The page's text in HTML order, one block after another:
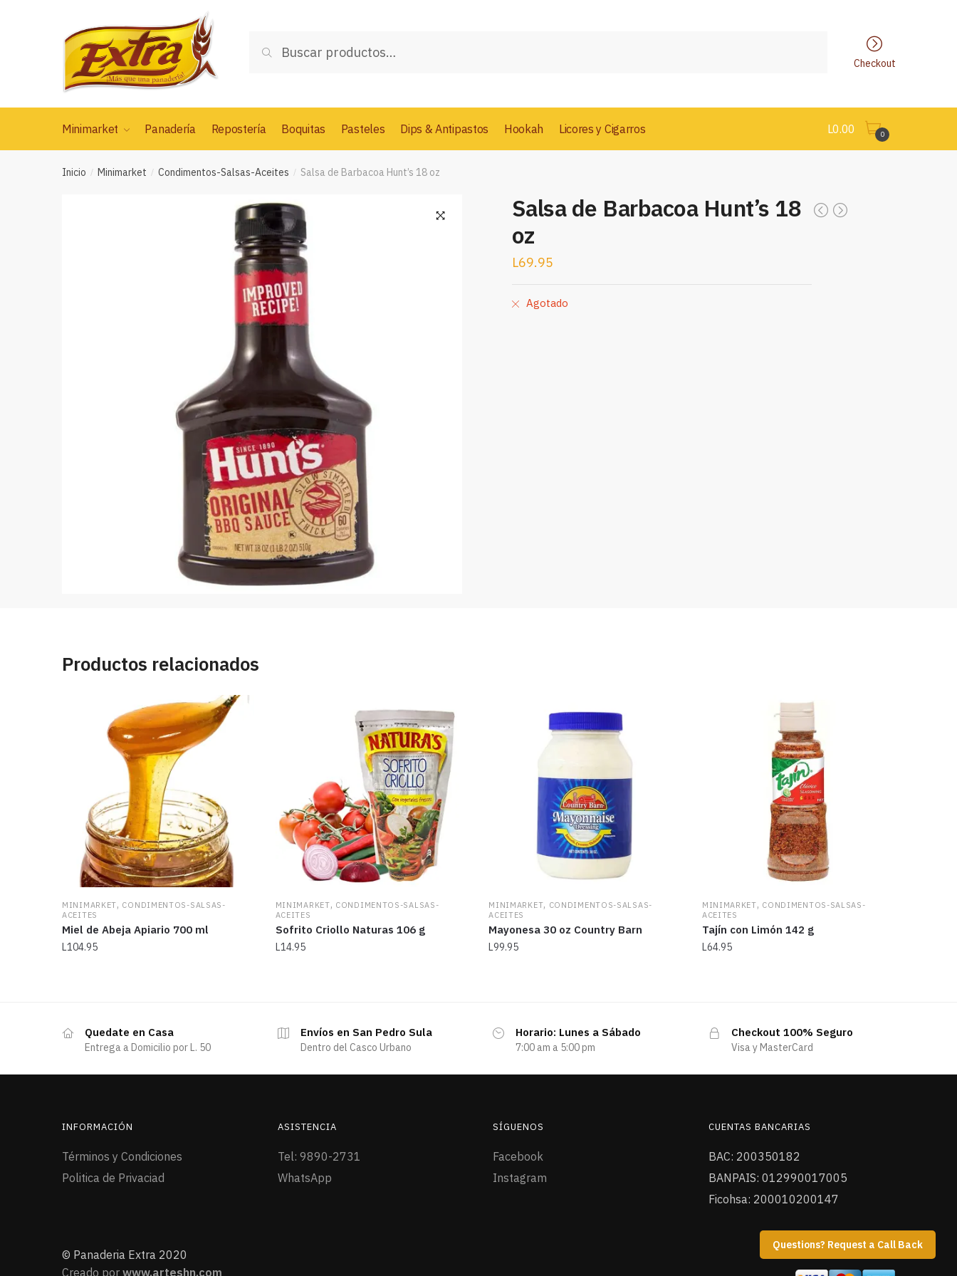
por:
Buscar
Checkout
Minimarket Panadería Repostería Boquitas Pasteles Dips & Antipastos Hookah Licores y Cigarros L0.00 0
Inicio / Minimarket / Condimentos-Salsas-Aceites / Salsa de Barbacoa Hunt’s 18 oz
Salsa de Barbacoa Hunt’s 18
oz
L69.95
Agotado
Questions? Request a Call Back
Productos relacionados
MINIMARKET, CONDIMENTOS-SALSAS-
ACEITES
Miel de Abeja Apiario 700 ml
L104.95
MINIMARKET, CONDIMENTOS-SALSAS-
ACEITES
Sofrito Criollo Naturas 106 g
L14.95
MINIMARKET, CONDIMENTOS-SALSAS-
ACEITES
Mayonesa 30 oz Country Barn
L99.95
MINIMARKET, CONDIMENTOS-SALSAS-
ACEITES
Tajín con Limón 142 g
L64.95
Quedate en Casa
Entrega a Domicilio por L. 50
Envíos en San Pedro Sula
Dentro del Casco Urbano
Horario: Lunes a Sábado
7:00 am a 5:00 pm
Checkout 100% Seguro
Visa y MasterCard
INFORMACIÓN
Términos y Condiciones
Politica de Privaciad
ASISTENCIA
Tel: 9890-2731
WhatsApp
SÍGUENOS
Facebook
Instagram
CUENTAS BANCARIAS
BAC: 200350182
BANPAIS: 012990017005
Ficohsa: 200010200147
© Panaderia Extra 2020
Creado por www.arteshn.com